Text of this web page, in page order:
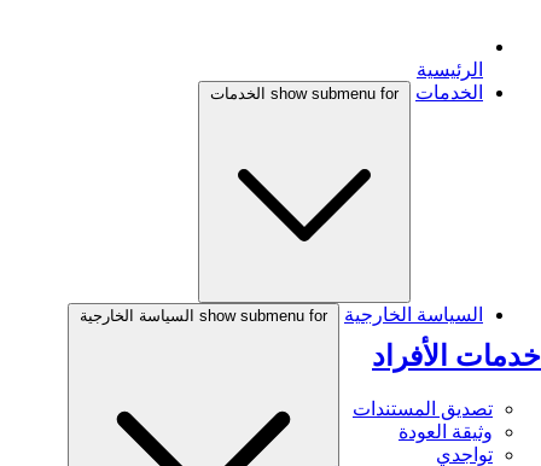
الرئيسية
الخدمات
show submenu for الخدمات
خدمات الأفراد
تصديق المستندات
وثيقة العودة
تواجدي
السياسة الخارجية show submenu for السياسة الخارجية